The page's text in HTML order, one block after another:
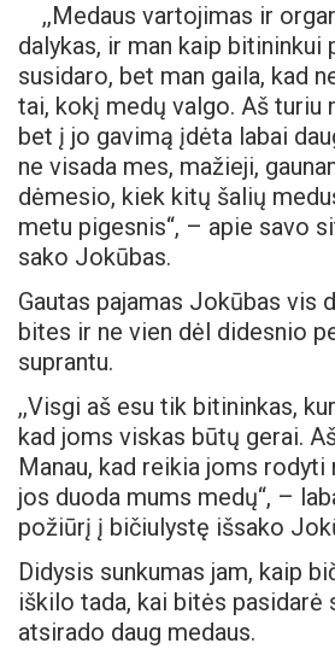
,,Medaus vartojimas ir
dalykas, ir man kaip bitininkui
susidaro, bet man gaila, kad
tai, kokį medų valgo. Aš turiu
bet į jo gavimą įdėta labai
ne visada mes, mažieji,
dėmesio, kiek kitų šalių
metu pigesnis“, – apie savo
sako Jokūbas.
Gautas pajamas Jokūbas vis
bites ir ne vien dėl didesnio
suprantu.
,,Visgi aš esu tik bitininkas,
kad joms viskas būtų gerai.
Manau, kad reikia joms rodyti
jos duoda mums medų“, –
požiūrį į bičiulystę išsako
Didysis sunkumas jam, kaip
iškilo tada, kai bitės pasidarė
atsirado daug medaus.